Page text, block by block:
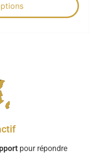
pour répondre